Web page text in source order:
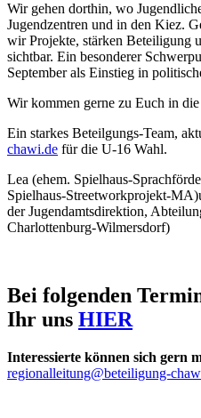
Wir gehen dorthin, wo
Jugendzentren und in den Kiez.
wir Projekte, stärken Beteiligung
sichtbar. Ein besonderer
September als Einstieg in
Wir kommen gerne zu Euch in
Ein starkes Beteilgungs-Team,
chawi.de für die U-16 Wahl.
Lea (ehem. Spielhaus-
Spielhaus-Streetworkprojekt-
der Jugendamtsdirektion,
Charlottenburg-Wilmersdorf)
Bei folgenden
Ihr uns HIER
Interessierte können sich gern
regionalleitung@beteiligung-